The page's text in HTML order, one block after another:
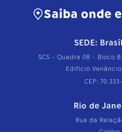
Saiba onde
SEDE:
SCS - Quadra 08 - Bloco
Edifício
CEP:
Rio de
Rua da